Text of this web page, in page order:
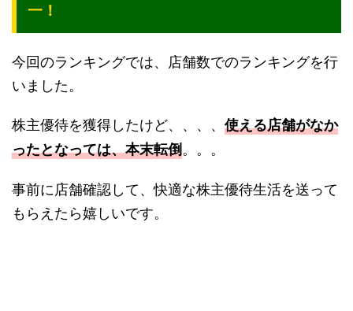
一！
今回のランキングでは、店舗数でのランキングを行
いました。
株主優待を獲得したけど、、、、 使える店舗がなか
ったとなっては、本末転倒。。。
事前に店舗確認して、快適な株主優待生活を送って
もらえたら嬉しいです。